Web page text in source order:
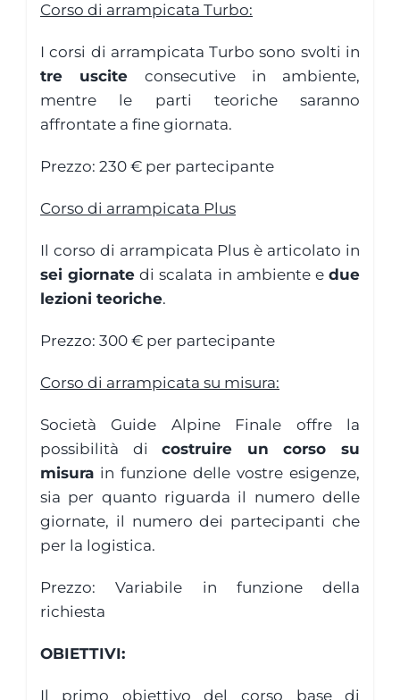
Corso di arrampicata Turbo:
I corsi di arrampicata Turbo sono svolti in
tre uscite consecutive in ambiente,
mentre le parti teoriche saranno
affrontate a fine giornata.
Prezzo: 230 € per partecipante
Corso di arrampicata Plus
Il corso di arrampicata Plus è articolato in
sei giornate di scalata in ambiente edue
lezioni teoriche.
Prezzo: 300 € per partecipante
Corso di arrampicata su misura:
Società Guide Alpine Finale offre la
possibilità dicostruire un corso su
misurain funzione delle vostre esigenze,
sia per quanto riguarda il numero delle
giornate, il numero dei partecipanti che
per la logistica.
Prezzo: Variabile in funzione della
richiesta
OBIETTIVI:
Il primo obiettivo del corso base di